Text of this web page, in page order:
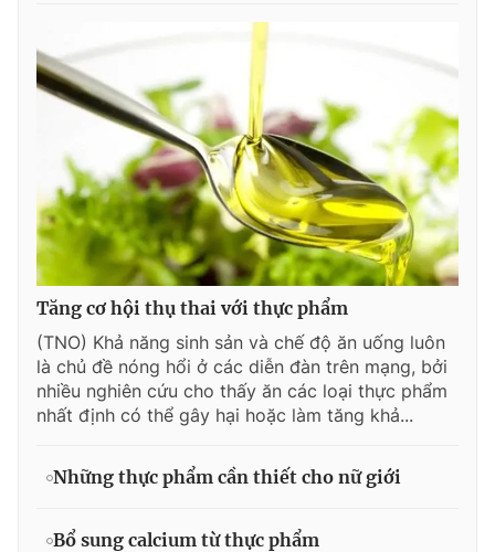
Tăng cơ hội thụ thai với thực phẩm
(TNO) Khả năng sinh sản và chế độ ăn uống luôn
là chủ đề nóng hổi ở các diễn đàn trên mạng, bởi
nhiều nghiên cứu cho thấy ăn các loại thực phẩm
nhất định có thể gây hại hoặc làm tăng khả...
Những thực phẩm cần thiết cho nữ giới
Bổ sung calcium từ thực phẩm